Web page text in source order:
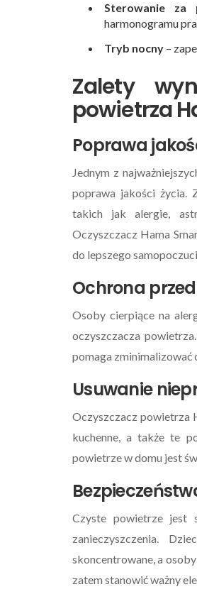
Sterowanie za
harmonogramu
Tryb nocny –
Zalety
powietrza
Poprawa
Jednym z
poprawa jakości życia.
takich jak alergie,
Oczyszczacz Hama
do lepszego
Ochrona
Osoby cierpiące na
oczyszczacza
pomaga zminimalizować
Usuwanie
Oczyszczacz powietrza
kuchenne, a także te
powietrze w domu jest
Czyste powietrze jest
zanieczyszczenia.
skoncentrowane, a
zatem stanowić ważny